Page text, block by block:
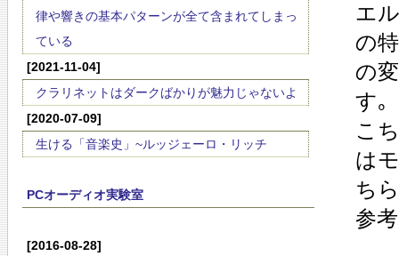
律や響きの基本パターンが全て含まれてしまっ
ている
[2021-11-04]
クラリネットはダークばかりが魅力じゃないよ
[2020-07-09]
生ける「音楽史」~ルッジェーロ・リッチ
PCオーディオ実験室
[2016-08-28]
エ
の
の
す｡
こ
は
ち
参